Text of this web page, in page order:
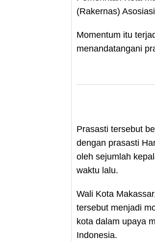
(Rakernas)
Momentum itu
menandatangani
Prasasti tersebut
dengan prasasti
oleh sejumlah
waktu lalu.
Wali Kota
tersebut menjadi
kota dalam upaya
Indonesia.